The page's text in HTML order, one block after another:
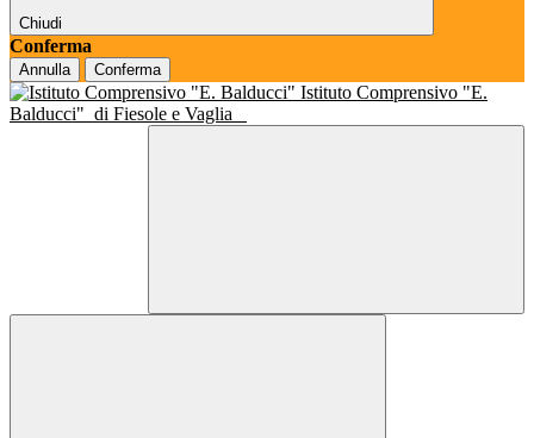
Chiudi
Conferma
Annulla Conferma
Istituto Comprensivo "E.
Balducci" di Fiesole e Vaglia